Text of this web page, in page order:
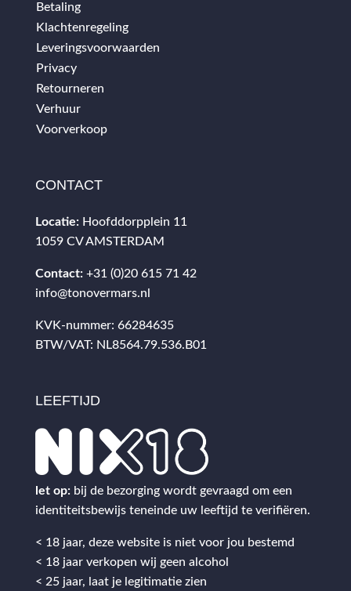
Betaling
Klachtenregeling
Leveringsvoorwaarden
Privacy
Retourneren
Verhuur
Voorverkoop
CONTACT
Locatie: Hoofddorpplein 11
1059 CV AMSTERDAM
Contact: +31 (0)20 615 71 42
info@tonovermars.nl
KVK-nummer: 66284635
BTW/VAT: NL8564.79.536.B01
LEEFTIJD
let op: bij de bezorging wordt gevraagd om een
identiteitsbewijs teneinde uw leeftijd te verifiëren.
< 18 jaar, deze website is niet voor jou bestemd
< 18 jaar verkopen wij geen alcohol
< 25 jaar, laat je legitimatie zien